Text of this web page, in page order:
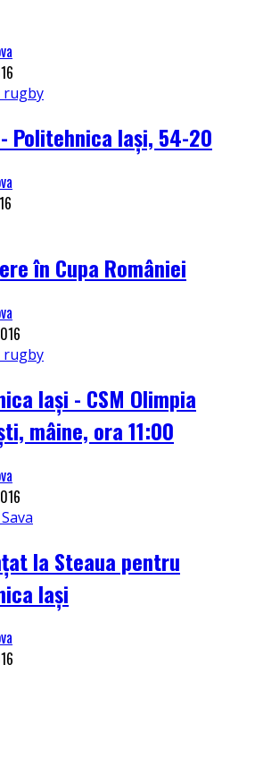
Politehnica Iași, 54-20
în Cupa României
Iași - CSM Olimpia
mâine, ora 11:00
la Steaua pentru
Iași